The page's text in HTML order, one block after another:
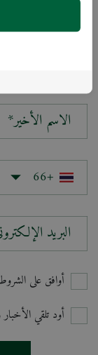
الاسم الأخير*
البريد
أوافق على
أود تلقي